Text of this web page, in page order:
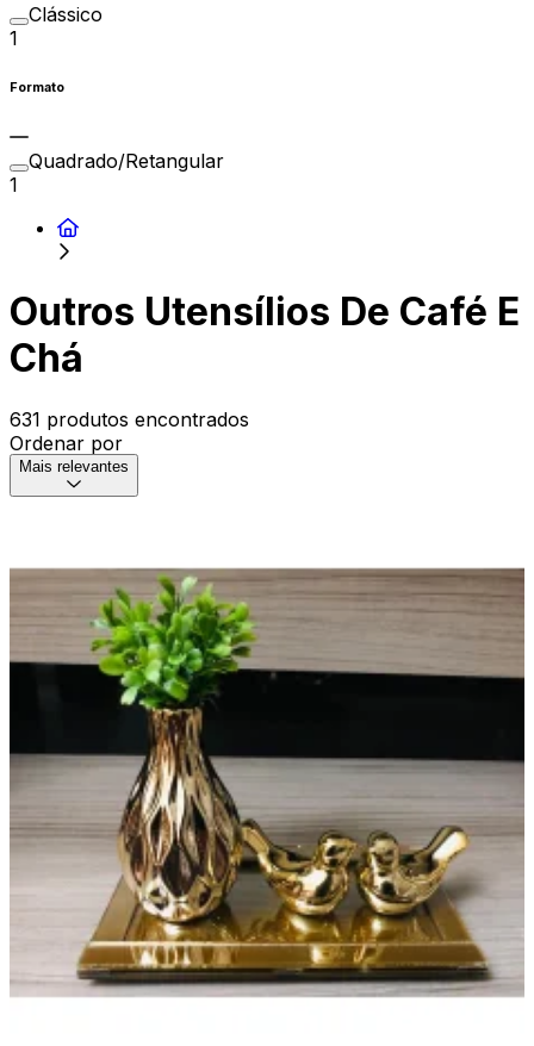
Clássico
1
Formato
Quadrado/Retangular
1
Outros Utensílios De Café E
Chá
631 produtos encontrados
Ordenar por
Mais relevantes